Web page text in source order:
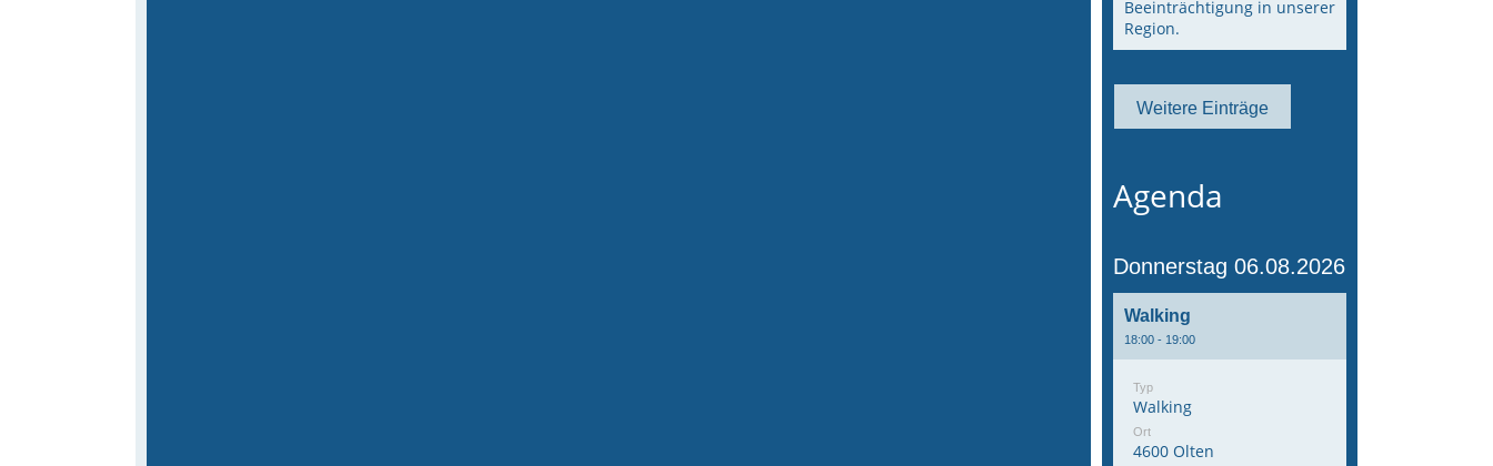
Beeinträchtigung in unserer
Region.
Weitere Einträge
Agenda
Donnerstag 06.08.2026
Walking
18:00 - 19:00
Typ
Walking
Ort
4600 Olten